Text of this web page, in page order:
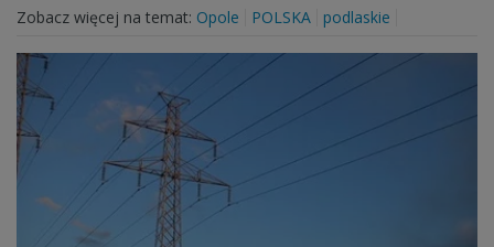
Zobacz więcej na temat: Opole POLSKA podlaskie